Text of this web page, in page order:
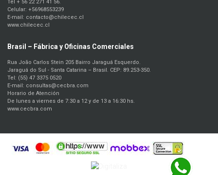
Tel + 56 22 271 41 56.
Celular: +56968553239
E-mail: contacto@chilecec.cl
www.chilecec.cl
Brasil – Fábrica y Oficinas Comerciales
Rua João Carlos Stein 205 Bairro Jaraguá Esquerdo.
Jaraguá do Sul - Santa Catarina – Brasil. CEP: 89.253-350.
Tel: (55) 47 3375 0520
E-mail: consultas@cecbra.com
Horario de Atención
De lunes a viernes de 7:30 a 12 y de 13 a 16:30 hs.
www.cecbra.com